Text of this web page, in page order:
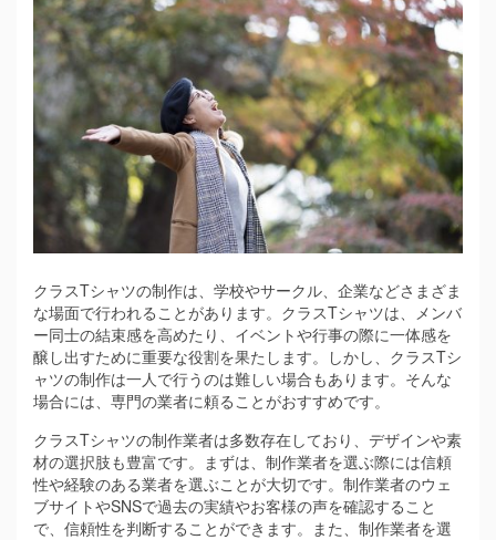
クラスTシャツの制作は、学校やサークル、企業などさまざま
な場面で行われることがあります。 クラスTシャツは、メンバ
ー同士の結束感を高めたり、イベントや行事の際に一体感を
醸し出すために重要な役割を果たします。しかし、クラスTシ
ャツの制作は一人で行うのは難しい場合もあります。そんな
場合には、専門の業者に頼ることがおすすめです。
クラスTシャツの制作業者は多数存在しており、デザインや素
材の選択肢も豊富です。まずは、制作業者を選ぶ際には信頼
性や経験のある業者を選ぶことが大切です。制作業者のウェ
ブサイトやSNSで過去の実績やお客様の声を確認すること
で、信頼性を判断することができます。また、制作業者を選